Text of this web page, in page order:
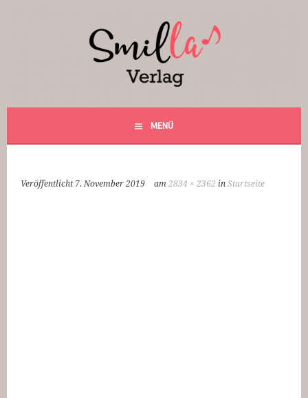
Smilla Verlag
24 Weihnachtsfantasien
MENÜ
Veröffentlicht 7. November 2019 am2834 × 2362 inStartseite